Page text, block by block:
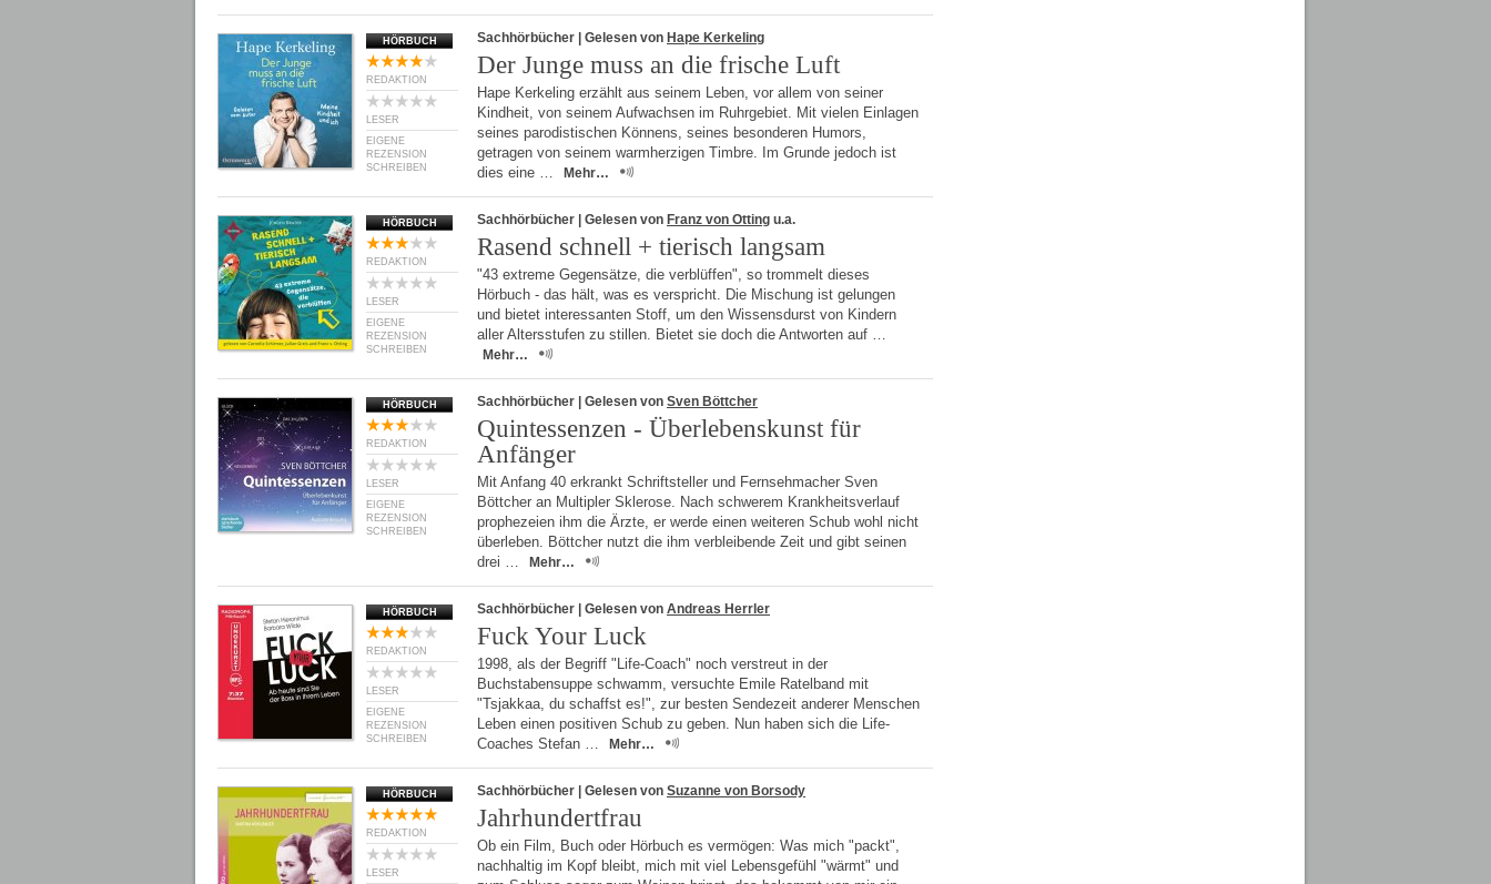
HÖRBUCH
REDAKTION
LESER
EIGENE
REZENSION
SCHREIBEN
Sachhörbücher | Gelesen von Hape Kerkeling
Der Junge muss an die frische Luft
Hape Kerkeling erzählt aus seinem Leben, vor allem von seiner
Kindheit, von seinem Aufwachsen im Ruhrgebiet. Mit vielen Einlagen
seines parodistischen Könnens, seines besonderen Humors,
getragen von seinem warmherzigen Timbre. Im Grunde jedoch ist
dies eine …
Mehr…
HÖRBUCH
REDAKTION
LESER
EIGENE
REZENSION
SCHREIBEN
Sachhörbücher | Gelesen von Franz von Otting u.a.
Rasend schnell + tierisch langsam
"43 extreme Gegensätze, die verblüffen", so trommelt dieses
Hörbuch - das hält, was es verspricht. Die Mischung ist gelungen
und bietet interessanten Stoff, um den Wissensdurst von Kindern
aller Altersstufen zu stillen. Bietet sie doch die Antworten auf …
Mehr…
HÖRBUCH
REDAKTION
LESER
EIGENE
REZENSION
SCHREIBEN
Sachhörbücher | Gelesen von Sven Böttcher
Quintessenzen - Überlebenskunst für
Anfänger
Mit Anfang 40 erkrankt Schriftsteller und Fernsehmacher Sven
Böttcher an Multipler Sklerose. Nach schwerem Krankheitsverlauf
prophezeien ihm die Ärzte, er werde einen weiteren Schub wohl nicht
überleben. Böttcher nutzt die ihm verbleibende Zeit und gibt seinen
drei …
Mehr…
HÖRBUCH
REDAKTION
LESER
EIGENE
REZENSION
SCHREIBEN
Sachhörbücher | Gelesen von Andreas Herrler
Fuck Your Luck
1998, als der Begriff "Life-Coach" noch verstreut in der
Buchstabensuppe schwamm, versuchte Emile Ratelband mit
"Tsjakkaa, du schaffst es!", zur besten Sendezeit anderer Menschen
Leben einen positiven Schub zu geben. Nun haben sich die Life-
Coaches Stefan …
Mehr…
HÖRBUCH
REDAKTION
LESER
Sachhörbücher | Gelesen von Suzanne von Borsody
Jahrhundertfrau
Ob ein Film, Buch oder Hörbuch es vermögen: Was mich "packt",
nachhaltig im Kopf bleibt, mich mit viel Lebensgefühl "wärmt" und